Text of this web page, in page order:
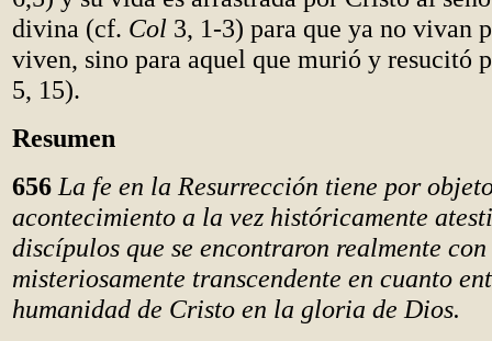
divina (cf. Col 3, 1-3) para que ya no vivan
viven, sino para aquel que murió y resucitó
5, 15).
Resumen
656 La fe en la Resurrección tiene por
acontecimiento a la vez históricamente
discípulos que se encontraron realmente
misteriosamente transcendente en cuanto
humanidad de Cristo en la gloria de Dios.